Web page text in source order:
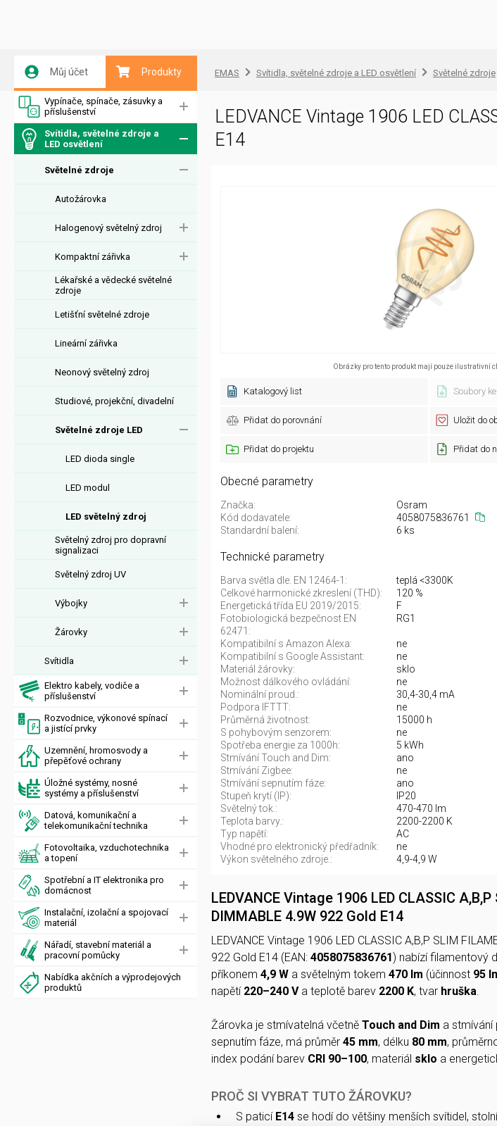
Můj účet Produkty
Vypínače, spínače, zásuvky a
příslušenství
Svítidla, světelné zdroje a
LED osvětlení
Světelné zdroje
Autožárovka
Halogenový světelný zdroj
Kompaktní zářivka
Lékařské a vědecké světelné
zdroje
Letišťní světelné zdroje
Lineární zářivka
Neonový světelný zdroj
Studiové, projekční, divadelní
Světelné zdroje LED
LED dioda single
LED modul
LED světelný zdroj
Světelný zdroj pro dopravní
signalizaci
Světelný zdroj UV
Výbojky
Žárovky
Svítidla
Elektro kabely, vodiče a
příslušenství
Rozvodnice, výkonové spínací
a jistící prvky
Uzemnění, hromosvody a
přepěťové ochrany
Úložné systémy, nosné
systémy a příslušenství
Datová, komunikační a
telekomunikační technika
Fotovoltaika, vzduchotechnika
a topení
Spotřební a IT elektronika pro
domácnost
Instalační, izolační a spojovací
materiál
Nářadí, stavební materiál a
pracovní pomůcky
Nabídka akčních a výprodejových
produktů
EMAS Svítidla, světelné zdroje a LED osvětlení Světelné zdroje
LEDVANCE Vintage 1906 LED
E14
Obrázky pro tento produkt mají pouze ilustrativní
Katalogový list Soubory
Přidat do porovnání Uložit do
Přidat do projektu Přidat do
Obecné parametry
Značka: Osram
Kód dodavatele:
4058075836761
Standardní balení:
6 ks
Technické parametry
Barva světla dle. EN 12464-1: teplá <3300K
Celkové harmonické zkreslení (THD):
120 %
Energetická třída EU 2019/2015:
F
Fotobiologická bezpečnost EN
62471:
RG1
Kompatibilní s Amazon Alexa: ne
Kompatibilní s Google Assistant:
ne
Materiál žárovky:
sklo
Možnost dálkového ovládání:
ne
Nominální proud.:
30,4-30,4 mA
Podpora IFTTT:
ne
Průměrná životnost:
15000 h
S pohybovým senzorem:
ne
Spotřeba energie za 1000h:
5 kWh
Stmívání Touch and Dim:
ano
Stmívání Zigbee:
ne
Stmívání sepnutím fáze:
ano
Stupeň krytí (IP):
IP20
Světelný tok.:
470-470 lm
Teplota barvy.:
2200-2200 K
Typ napětí:
AC
Vhodné pro elektronický předřadník:
ne
Výkon světelného zdroje.:
4,9-4,9 W
LEDVANCE Vintage 1906 LED CLASSIC
DIMMABLE 4.9W 922 Gold E14
LEDVANCE Vintage 1906 LED CLASSIC A,B,P SLIM
922 Gold E14 (EAN: 4058075836761) nabízí filamentový
příkonem 4,9 W a světelným tokem 470 lm (účinnost 95
napětí 220–240 Va teplotě barev 2200 K, tvar hruška.
Žárovka je stmívatelná včetně Touch and Dim a stmívání
sepnutím fáze, má průměr 45 mm, délku 80 mm,
index podání barev CRI 90–100, materiál sklo a
PROČ SI VYBRAT TUTO ŽÁROVKU?
S paticí E14 se hodí do většiny menších svítidel,